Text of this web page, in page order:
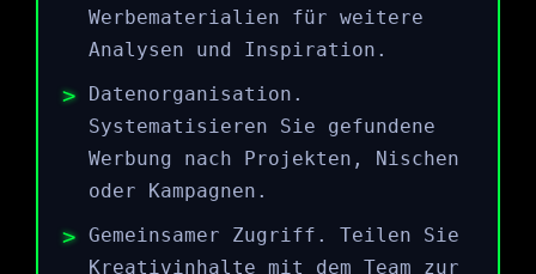
Werbematerialien für weitere
Analysen und Inspiration.
Datenorganisation.
Systematisieren Sie gefundene
Werbung nach Projekten, Nischen
oder Kampagnen.
Gemeinsamer Zugriff. Teilen Sie
Kreativinhalte mit dem Team zur